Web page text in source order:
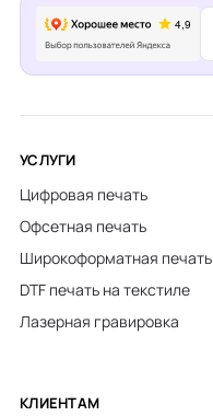
УСЛУГИ
Цифровая печать
Офсетная печать
Широкоформатная печать
DTF печать на текстиле
Лазерная гравировка
КЛИЕНТАМ